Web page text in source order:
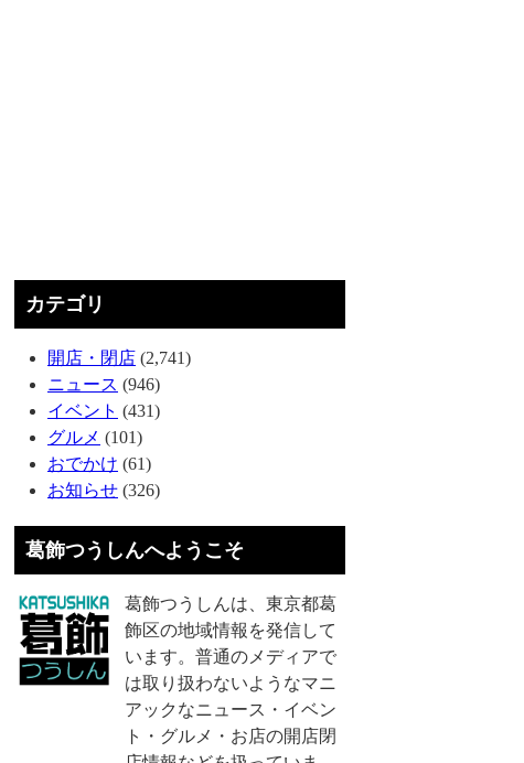
カテゴリ
開店・閉店 (2,741)
ニュース (946)
イベント (431)
グルメ (101)
おでかけ (61)
お知らせ (326)
葛飾つうしんへようこそ
葛飾つうしんは、東京都葛
飾区の地域情報を発信して
います。普通のメディアで
は取り扱わないようなマニ
アックなニュース・イベン
ト・グルメ・お店の開店閉